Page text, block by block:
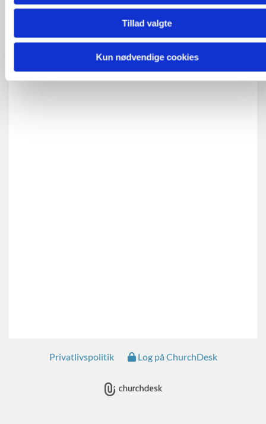
Tillad valgte
Kun nødvendige cookies
Privatlivspolitik Log på ChurchDesk